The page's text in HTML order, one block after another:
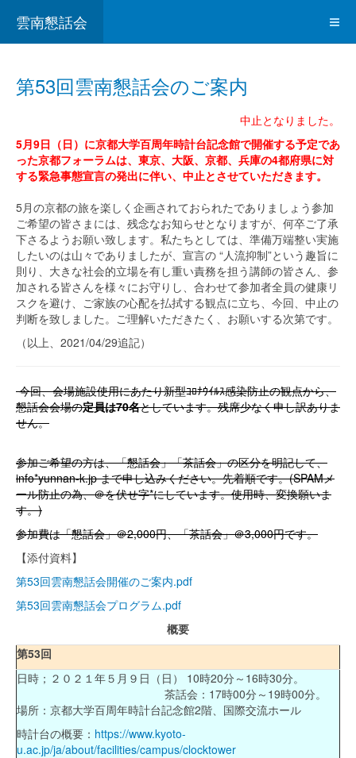
雲南懇話会
第53回雲南懇話会のご案内
中止となりました。
5月9日（日）に京都大学百周年時計台記念館で開催する予定であ
った京都フォーラムは、東京、大阪、京都、兵庫の4都府県に対
する緊急事態宣言の発出に伴い、中止とさせていただきます。
5月の京都の旅を楽しく企画されておられたでありましょう参加
ご希望の皆さまには、残念なお知らせとなりますが、何卒ご了承
下さるようお願い致します。私たちとしては、準備万端整い実施
したいのは山々でありましたが、宣言の “人流抑制”という趣旨に
則り、大きな社会的立場を有し重い責務を担う講師の皆さん、参
加される皆さんを様々にお守りし、合わせて参加者全員の健康リ
スクを避け、ご家族の心配を払拭する観点に立ち、今回、中止の
判断を致しました。ご理解いただきたく、お願いする次第です。
（以上、2021/04/29追記）
今回、会場施設使用にあたり新型ｺﾛﾅｳｲﾙｽ感染防止の観点から、
懇話会会場の定員は70名としています。残席少なく申し訳ありま
せん。
参加ご希望の方は、「懇話会」「茶話会」の区分を明記して、
info*yunnan-k.jp まで申し込みください。先着順です。(SPAMメ
ール防止の為、＠を伏せ字*にしています。使用時、変換願いま
す。)
参加費は「懇話会」＠2,000円、「茶話会」＠3,000円です。
【添付資料】
第53回雲南懇話会開催のご案内.pdf
第53回雲南懇話会プログラム.pdf
概要
第53回
日時；２０２１年５月９日（日） 10時20分～ 16時30分。
茶話会： 17時00分～ 19時00分。
場所：京都大学百周年時計台記念館2階、国際交流ホール
時計台の概要： https://www.kyoto-
u.ac.jp/ja/about/facilities/campus/clocktower